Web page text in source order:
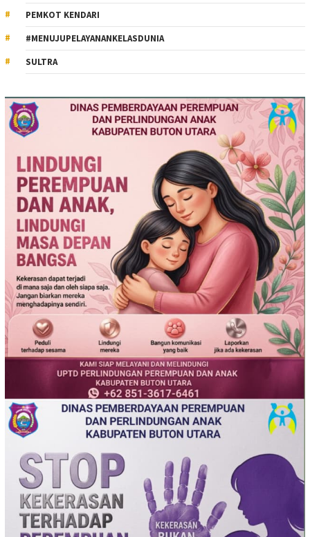
PEMKOT KENDARI
#MENUJUPELAYANANKELASDUNIA
SULTRA